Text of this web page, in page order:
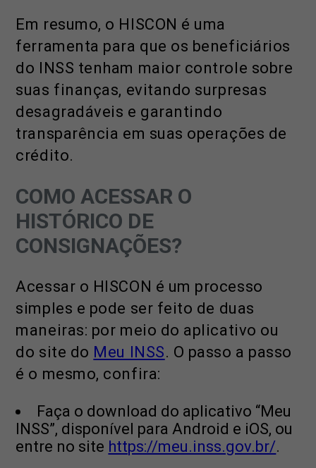
Em resumo, o HISCON é uma
ferramenta para que os beneficiários
do INSS tenham maior controle sobre
suas finanças, evitando surpresas
desagradáveis e garantindo
transparência em suas operações de
crédito.
COMO ACESSAR O
HISTÓRICO DE
CONSIGNAÇÕES?
Acessar o HISCON é um processo
simples e pode ser feito de duas
maneiras: por meio do aplicativo ou
do site do Meu INSS. O passo a passo
é o mesmo, confira:
Faça o download do aplicativo “Meu
INSS”, disponível para Android e iOS, ou
entre no site https://meu.inss.gov.br/.